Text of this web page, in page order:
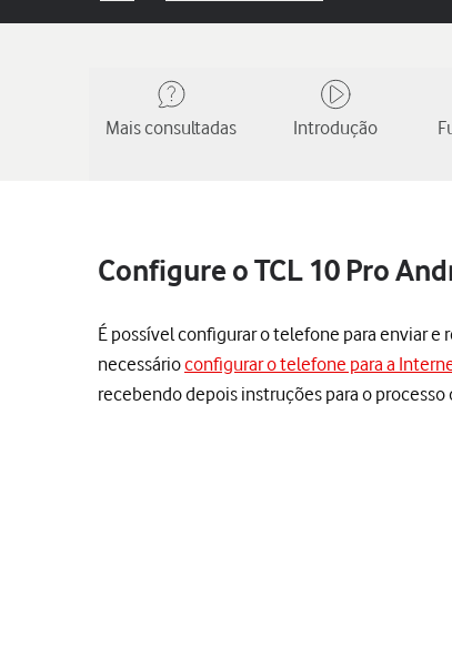
Mais consultadas Introdução
Configure o TCL 10 Pro
É possível configurar o telefone para enviar e
necessárioconfigurar o telefone para a
recebendo depois instruções para o processo